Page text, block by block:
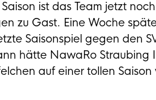
ist das Team jetzt
zu Gast. Eine Woche
Saisonspiel gegen den
hätte NawaRo Straubing
auf einer tollen